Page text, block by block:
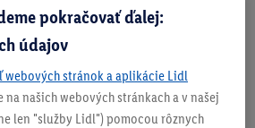
pokračovať ďalej:
údajov
webových stránok a aplikácie Lidl
na našich webových stránkach a v našej
len "služby Lidl") pomocou rôznych